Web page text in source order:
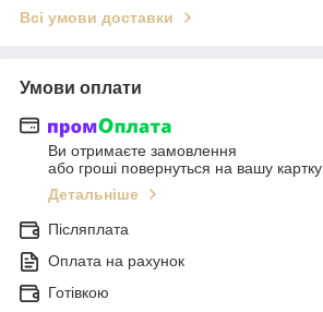
Всі умови доставки
Умови оплати
Ви отримаєте замовлення
або гроші повернуться на вашу картку
Детальніше
Післяплата
Оплата на рахунок
Готівкою